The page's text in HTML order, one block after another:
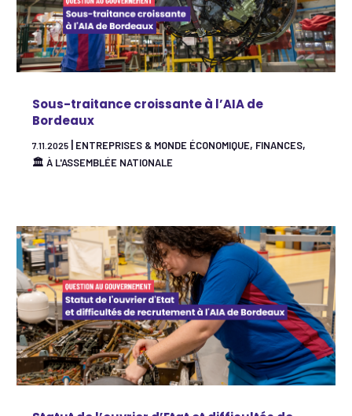
Sous-traitance croissante à l’AIA de
Bordeaux
7.11.2025 ENTREPRISES & MONDE ÉCONOMIQUE, FINANCES,
🏛 À L'ASSEMBLÉE NATIONALE